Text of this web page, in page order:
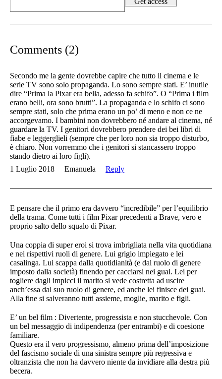
Comments (2)
Secondo me la gente dovrebbe capire che tutto il cinema e le
serie TV sono solo propaganda. Lo sono sempre stati. E’ inutile
dire “Prima la Pixar era bella, adesso fa schifo”. O “Prima i film
erano belli, ora sono brutti”. La propaganda e lo schifo ci sono
sempre stati, solo che prima erano un po’ di meno e non ce ne
accorgevamo. I bambini non dovrebbero né andare al cinema, né
guardare la TV. I genitori dovrebbero prendere dei bei libri di
fiabe e leggerglieli (sempre che per loro non sia troppo disturbo,
è chiaro. Non vorremmo che i genitori si stancassero troppo
stando dietro ai loro figli).
1 Luglio 2018
Emanuela Reply
E pensare che il primo era davvero “incredibile” per l’equilibrio
della trama. Come tutti i film Pixar precedenti a Brave, vero e
proprio salto dello squalo di Pixar.
Una coppia di super eroi si trova imbrigliata nella vita quotidiana
e nei rispettivi ruoli di genere. Lui grigio impiegato e lei
casalinga. Lui scappa dalla quotidianità (e dal ruolo di genere
imposto dalla società) finendo per cacciarsi nei guai. Lei per
togliere dagli impicci il marito si vede costretta ad uscire
anch’essa dal suo ruolo di genere, ed anche lei finisce dei guai.
Alla fine si salveranno tutti assieme, moglie, marito e figli.
E’ un bel film : Divertente, progressista e non stucchevole. Con
un bel messaggio di indipendenza (per entrambi) e di coesione
familiare.
Questo era il vero progressismo, almeno prima dell’imposizione
del fascismo sociale di una sinistra sempre più regressiva e
oltranzista che non ha davvero niente da invidiare alla destra più
becera.